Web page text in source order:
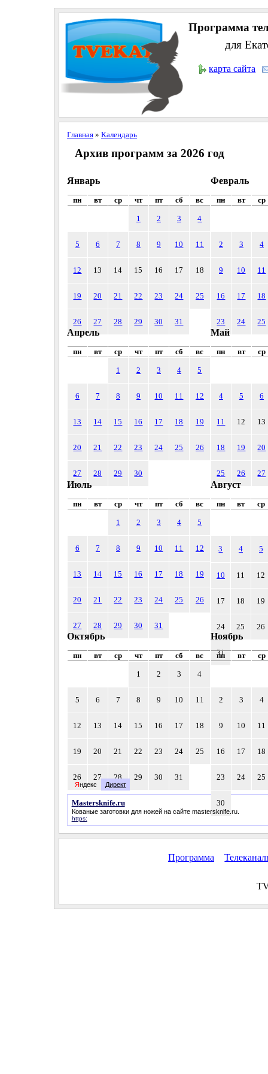
Программа
для
карта сайта
Главная» Календарь
Архив программ за 2026 год
Январь
пн вт ср чт пт сб вс
1 2 3 4
5 6 7 8 9 10 11
12 13 14 15 16 17 18
19 20 21 22 23 24 25
26 27 28 29 30 31
Февраль
пн вт ср
2 3 4
9 10 11
16 17 18
23 24 25
Апрель
пн вт ср чт пт сб вс
1 2 3 4 5
6 7 8 9 10 11 12
13 14 15 16 17 18 19
20 21 22 23 24 25 26
27 28 29 30
Май
пн вт ср
4 5 6
11 12 13
18 19 20
25 26 27
Июль
пн вт ср чт пт сб вс
1 2 3 4 5
6 7 8 9 10 11 12
13 14 15 16 17 18 19
20 21 22 23 24 25 26
27 28 29 30 31
Август
пн вт ср
3 4 5
10 11 12
17 18 19
24 25 26
31
Октябрь
пн вт ср чт пт сб вс
1 2 3 4
5 6 7 8 9 10 11
12 13 14 15 16 17 18
19 20 21 22 23 24 25
26 27 28 29 30 31
Ноябрь
пн вт ср
2 3 4
9 10 11
16 17 18
23 24 25
30
Яндекс Директ
mastersknife.ru
Кованые заготовки для ножей на сайте mastersknife.ru.
https:
Программа